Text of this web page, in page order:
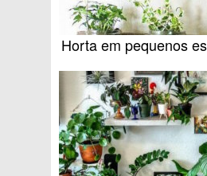
Horta em pequenos